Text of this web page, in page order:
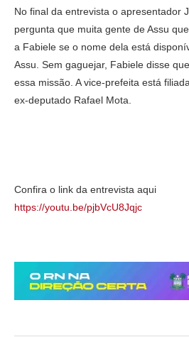
No final da entrevista o apresentador
pergunta que muita gente de Assu
a Fabiele se o nome dela está
Assu. Sem gaguejar, Fabiele disse
essa missão. A vice-prefeita está
ex-deputado Rafael Mota.
Confira o link da entrevista aqui
https://youtu.be/pjbVcU8Jqjc